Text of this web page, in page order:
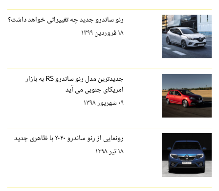
رنو ساندرو جدید چه تغییراتی خواهد داشت؟
۱۸ فروردین ۱۳۹۹
جدیدترین مدل رنو ساندرو RS به بازار
امریکای جنوبی می آید
۰۹ شهریور ۱۳۹۸
رونمایی از رنو ساندرو ۲۰۲۰ با ظاهری جدید
۱۸ تیر ۱۳۹۸